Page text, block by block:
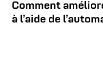
Comment
à l’aide de